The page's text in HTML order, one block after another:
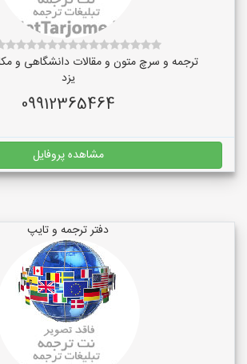
ترجمه و سرچ متون و مقالات دانشگاهی و
یزد
09912365464
مشاهده پروفایل
دفتر ترجمه و تایپ